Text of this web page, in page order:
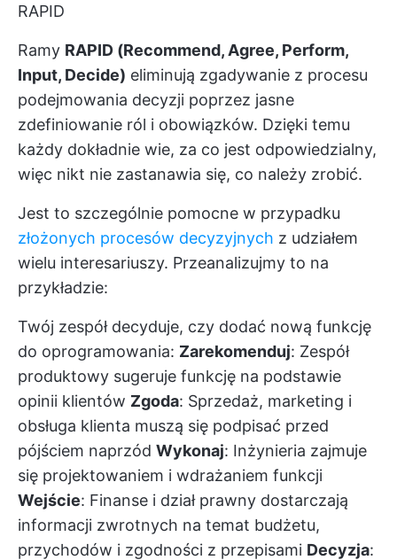
RAPID
Ramy RAPID (Recommend, Agree, Perform,
Input, Decide) eliminują zgadywanie z procesu
podejmowania decyzji poprzez jasne
zdefiniowanie ról i obowiązków. Dzięki temu
każdy dokładnie wie, za co jest odpowiedzialny,
więc nikt nie zastanawia się, co należy zrobić.
Jest to szczególnie pomocne w przypadku
złożonych procesów decyzyjnych z udziałem
wielu interesariuszy. Przeanalizujmy to na
przykładzie:
Twój zespół decyduje, czy dodać nową funkcję
do oprogramowania: Zarekomenduj: Zespół
produktowy sugeruje funkcję na podstawie
opinii klientów Zgoda: Sprzedaż, marketing i
obsługa klienta muszą się podpisać przed
pójściem naprzód Wykonaj: Inżynieria zajmuje
się projektowaniem i wdrażaniem funkcji
Wejście: Finanse i dział prawny dostarczają
informacji zwrotnych na temat budżetu,
przychodów i zgodności z przepisami Decyzja: